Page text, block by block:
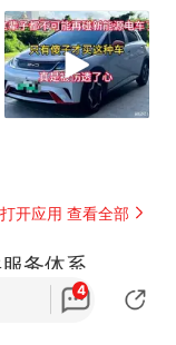
打开应用 查看全部
务体系
4